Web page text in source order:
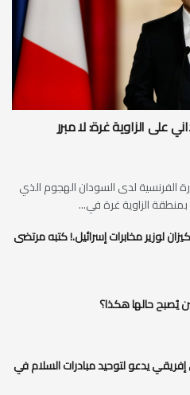
على الزاوية غرة: لا مبرر
الفرنسية لدى السودان الهجوم الذي
الزاوية غرة في...
لوزير مخابرات إسرائيل.! كتبه مرتضى
يُصبح حالها هكذا؟
يدعو لتوحيد مبادرات السلام في